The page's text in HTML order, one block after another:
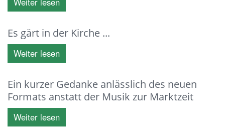
Es gärt in der Kirche ...
Weiter lesen
Ein kurzer Gedanke anlässlich des neuen
Formats anstatt der Musik zur Marktzeit
Weiter lesen